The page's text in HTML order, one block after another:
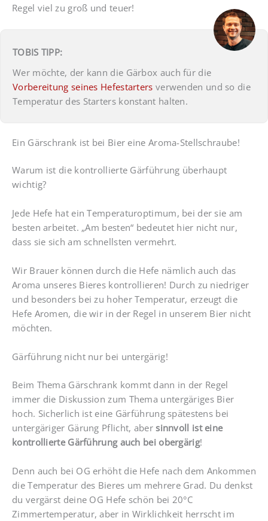
Regel viel zu groß und teuer!
TOBIS TIPP:
Wer möchte, der kann die Gärbox auch für die
Vorbereitung seines Hefestarters verwenden und so die
Temperatur des Starters konstant halten.
Ein Gärschrank ist bei Bier eine Aroma-Stellschraube!
Warum ist die kontrollierte Gärführung überhaupt
wichtig?
Jede Hefe hat ein Temperaturoptimum, bei der sie am
besten arbeitet. „Am besten“ bedeutet hier nicht nur,
dass sie sich am schnellsten vermehrt.
Wir Brauer können durch die Hefe nämlich auch das
Aroma unseres Bieres kontrollieren! Durch zu niedriger
und besonders bei zu hoher Temperatur, erzeugt die
Hefe Aromen, die wir in der Regel in unserem Bier nicht
möchten.
Gärführung nicht nur bei untergärig!
Beim Thema Gärschrank kommt dann in der Regel
immer die Diskussion zum Thema untergäriges Bier
hoch. Sicherlich ist eine Gärführung spätestens bei
untergäriger Gärung Pflicht, abersinnvoll ist eine
kontrollierte Gärführung auch bei obergärig!
Denn auch bei OG erhöht die Hefe nach dem Ankommen
die Temperatur des Bieres um mehrere Grad. Du denkst
du vergärst deine OG Hefe schön bei 20°C
Zimmertemperatur, aber in Wirklichkeit herrscht im